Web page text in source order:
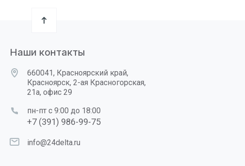
Наши контакты
660041, Красноярский край,
Красноярск, 2-ая Красногорская,
21а, офис 29
пн-пт с 9:00 до 18:00
+7 (391) 986-99-75
info@24delta.ru